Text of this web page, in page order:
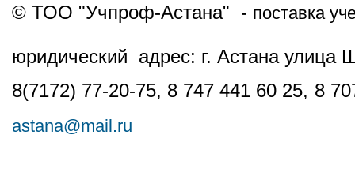
© ТОО "Учпроф-Астана" - поставка
юридический адрес: г. Астана
8(7172) 77-20-75, 8 747 441 60 25, 8
astana@mail.ru